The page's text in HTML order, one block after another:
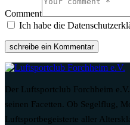
Comment
Ich habe die
Der Luftsportclub Forchheim
seinen Facetten. Ob Segelflug,
Luftsportbegeisterte aller